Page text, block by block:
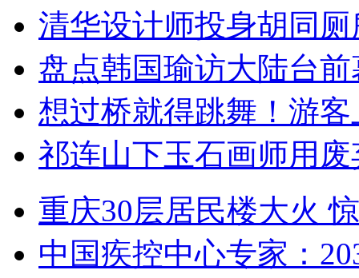
清华设计师投身胡同
盘点韩国瑜访大陆台
想过桥就得跳舞！游客
祁连山下玉石画师用
重庆30层居民楼大火
中国疾控中心专家：